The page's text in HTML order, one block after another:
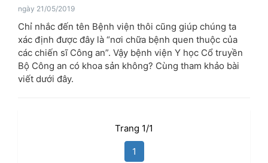
ngày 21/05/2019
Chỉ nhắc đến tên Bệnh viện thôi cũng giúp chúng ta
xác định được đây là “nơi chữa bệnh quen thuộc của
các chiến sĩ Công an”. Vậy bệnh viện Y học Cổ truyền
Bộ Công an có khoa sản không? Cùng tham khảo bài
viết dưới đây.
Trang 1/1
1